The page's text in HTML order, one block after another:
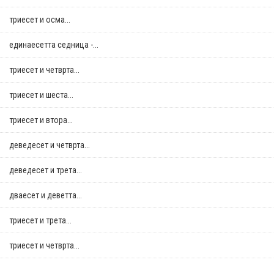
триесет и осма...
единаесетта седница -...
триесет и четврта...
триесет и шеста...
триесет и втора...
деведесет и четврта...
деведесет и трета...
дваесет и деветта...
триесет и трета...
триесет и четврта...